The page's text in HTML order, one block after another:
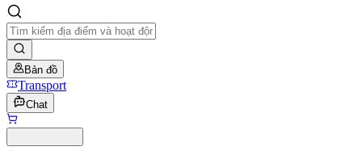
Bản đồ
Transport
Chat